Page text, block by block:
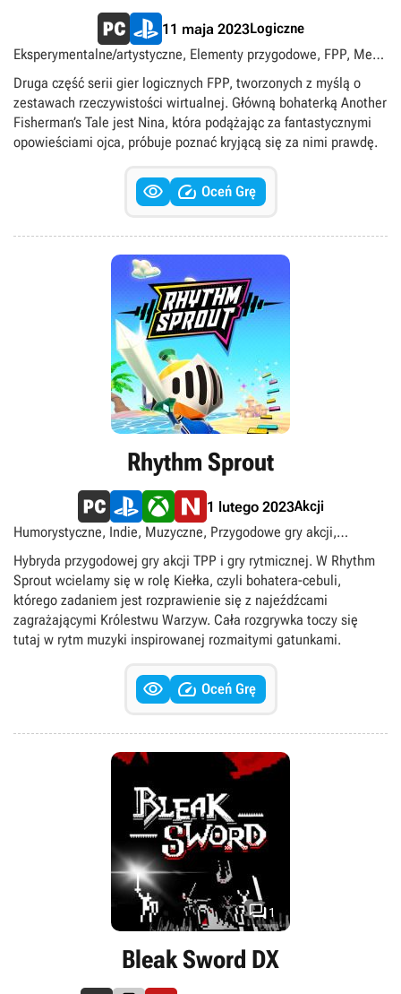
11 maja 2023Logiczne
Eksperymentalne/artystyczne, Elementy przygodowe, FPP, Meta
Quest / Oculus, PlayStation VR, Singleplayer, SteamVR,
Wirtualna rzeczywistość (VR)
Druga część serii gier logicznych FPP, tworzonych z myślą o
zestawach rzeczywistości wirtualnej. Główną bohaterką Another
Fisherman’s Tale jest Nina, która podążając za fantastycznymi
opowieściami ojca, próbuje poznać kryjącą się za nimi prawdę.
  Oceń Grę
Rhythm Sprout
1 lutego 2023Akcji
Humorystyczne, Indie, Muzyczne, Przygodowe gry akcji,
Rytmiczne, Singleplayer, TPP
Hybryda przygodowej gry akcji TPP i gry rytmicznej. W Rhythm
Sprout wcielamy się w rolę Kiełka, czyli bohatera-cebuli,
którego zadaniem jest rozprawienie się z najeźdźcami
zagrażającymi Królestwu Warzyw. Cała rozgrywka toczy się
tutaj w rytm muzyki inspirowanej rozmaitymi gatunkami.
  Oceń Grę
1
Bleak Sword DX